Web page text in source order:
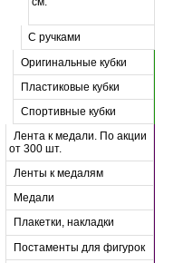
С ручками
Оригинальные кубки
Пластиковые кубки
Спортивные кубки
Лента к медали. По акции
от 300 шт.
Ленты к медалям
Медали
Плакетки, накладки
Постаменты для фигурок